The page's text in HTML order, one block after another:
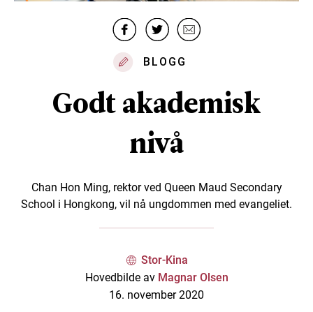
BLOGG
Godt akademisk
nivå
Chan Hon Ming, rektor ved Queen Maud Secondary
School i Hongkong, vil nå ungdommen med evangeliet.
Stor-Kina
Hovedbilde av Magnar Olsen
16. november 2020